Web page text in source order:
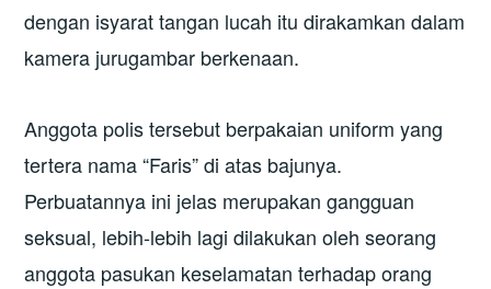
dengan isyarat tangan lucah itu dirakamkan dalam
kamera jurugambar berkenaan.
Anggota polis tersebut berpakaian uniform yang
tertera nama “Faris” di atas bajunya.
Perbuatannya ini jelas merupakan gangguan
seksual, lebih-lebih lagi dilakukan oleh seorang
anggota pasukan keselamatan terhadap orang